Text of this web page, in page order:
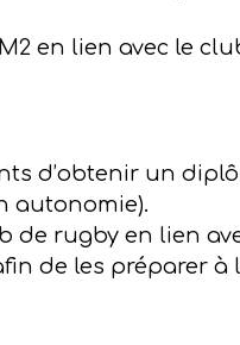
en lien avec le
d’obtenir un
autonomie).
rugby en lien
de les préparer à